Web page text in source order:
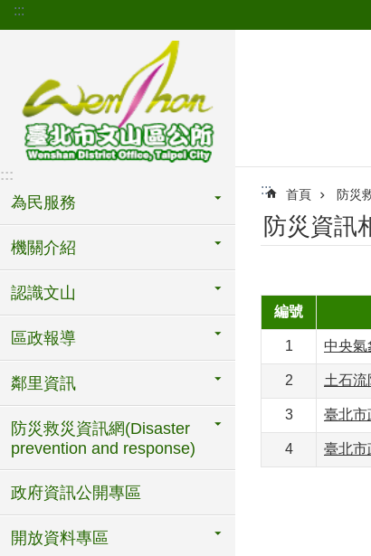
跳到主要內容區塊
:::
:::
為民服務
機關介紹
認識文山
區政報導
鄰里資訊
防災救災資訊網(Disaster
prevention and response)
政府資訊公開專區
開放資料專區
::: 首頁 防災
防災資訊
編號
1 中央氣
2 土石流
3 臺北市
4 臺北市